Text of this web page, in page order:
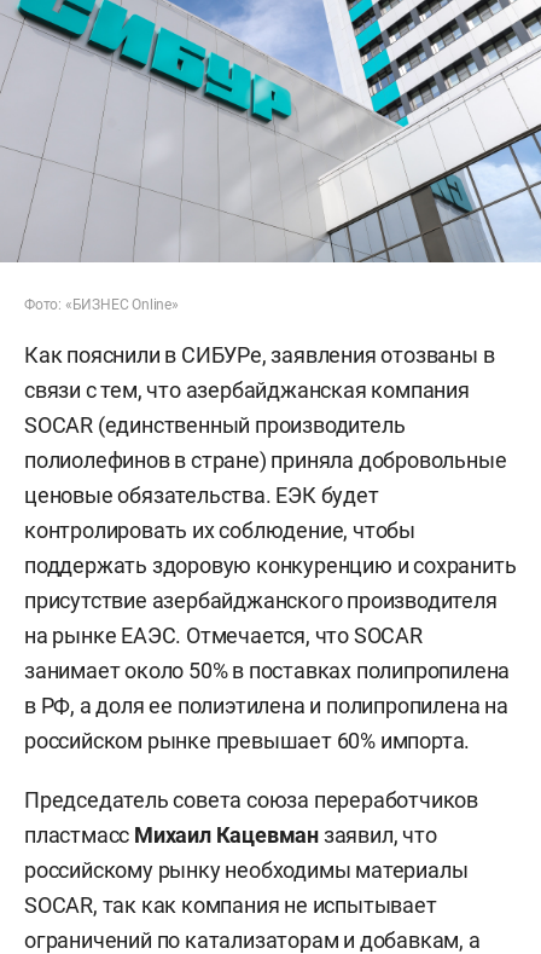
Фото: «БИЗНЕС Online»
Как пояснили в СИБУРе, заявления отозваны в
связи с тем, что азербайджанская компания
SOCAR (единственный производитель
полиолефинов в стране) приняла добровольные
ценовые обязательства. ЕЭК будет
контролировать их соблюдение, чтобы
поддержать здоровую конкуренцию и сохранить
присутствие азербайджанского производителя
на рынке ЕАЭС. Отмечается, что SOCAR
занимает около 50% в поставках полипропилена
в РФ, а доля ее полиэтилена и полипропилена на
российском рынке превышает 60% импорта.
Председатель совета союза переработчиков
пластмасс Михаил Кацевманзаявил, что
российскому рынку необходимы материалы
SOCAR, так как компания не испытывает
ограничений по катализаторам и добавкам, а